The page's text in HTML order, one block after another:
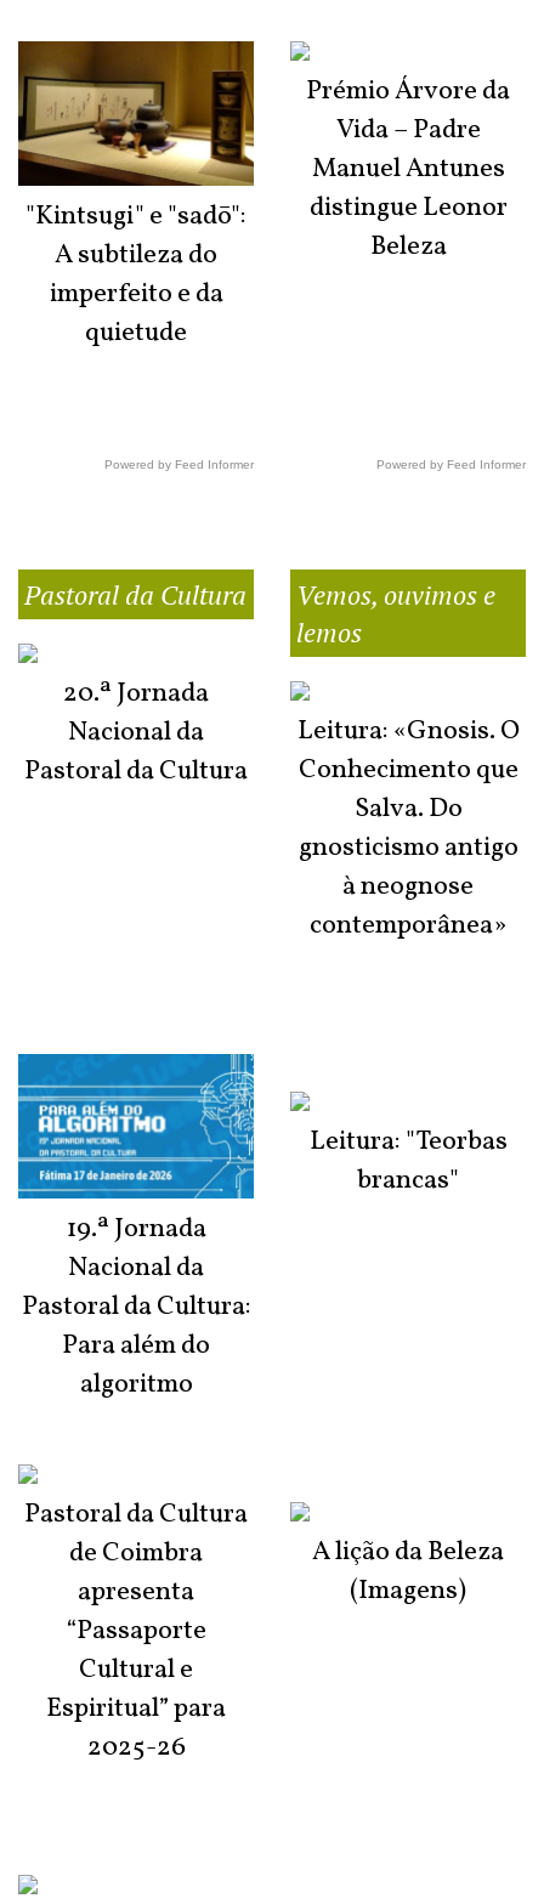
"Kintsugi" e "sadō":
A subtileza do
imperfeito e da
quietude
Powered by Feed Informer
Prémio Árvore da
Vida – Padre
Manuel Antunes
distingue Leonor
Beleza
Powered by Feed Informer
Pastoral da Cultura
20.ª Jornada
Nacional da
Pastoral da Cultura
19.ª Jornada
Nacional da
Pastoral da Cultura:
Para além do
algoritmo
Pastoral da Cultura
de Coimbra
apresenta
“Passaporte
Cultural e
Espiritual” para
2025-26
Vemos, ouvimos e
lemos
Leitura: «Gnosis. O
Conhecimento que
Salva. Do
gnosticismo antigo
à neognose
contemporânea»
Leitura: "Teorbas
brancas"
A lição da Beleza
(Imagens)